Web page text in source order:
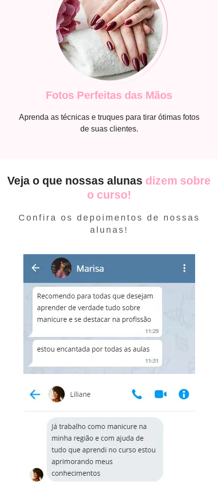
Fotos Perfeitas das Mãos
Aprenda as técnicas e truques para tirar ótimas fotos
de suas clientes.
Veja o que nossas alunas dizem sobre
o curso!
Confira os depoimentos de nossas
alunas!